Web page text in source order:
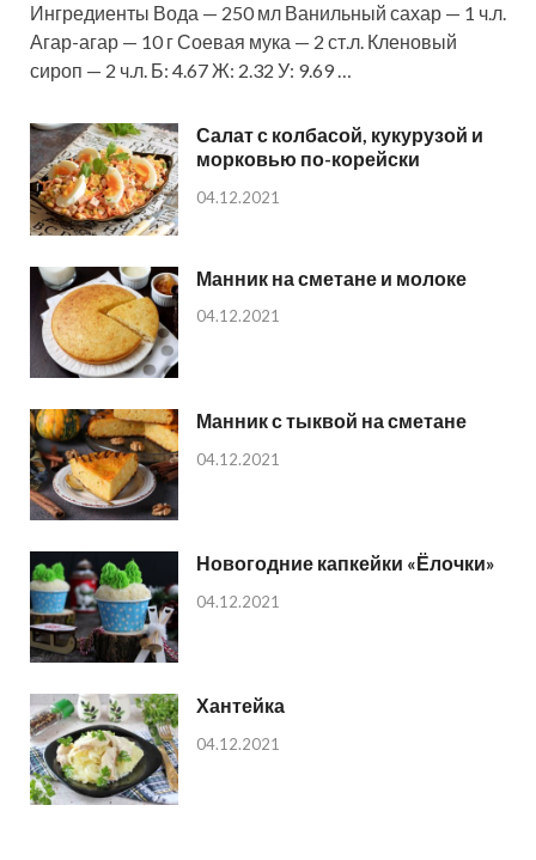
Ингредиенты Вода — 250 мл Ванильный сахар — 1 ч.л.
Агар-агар — 10 г Соевая мука — 2 ст.л. Кленовый
сироп — 2 ч.л. Б: 4.67 Ж: 2.32 У: 9.69 …
Салат с колбасой, кукурузой и
морковью по-корейски
04.12.2021
Манник на сметане и молоке
04.12.2021
Манник с тыквой на сметане
04.12.2021
Новогодние капкейки «Ёлочки»
04.12.2021
Хантейка
04.12.2021